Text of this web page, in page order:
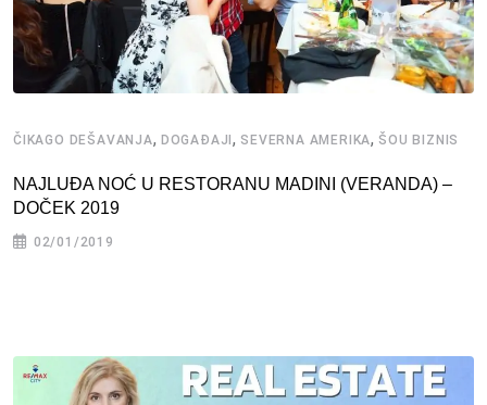
ČIKAGO DEŠAVANJA, DOGAĐAJI, SEVERNA AMERIKA, ŠOU BIZNIS
NAJLUĐA NOĆ U RESTORANU MADINI (VERANDA) –
DOČEK 2019
02/01/2019